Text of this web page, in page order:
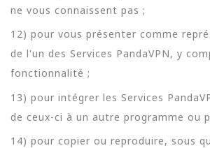
ne vous connaissent pas ;
12) pour vous présenter comme
de l'un des Services PandaVPN, y
fonctionnalité ;
13) pour intégrer les Services
de ceux-ci à un autre programme ou
14) pour copier ou reproduire, sous